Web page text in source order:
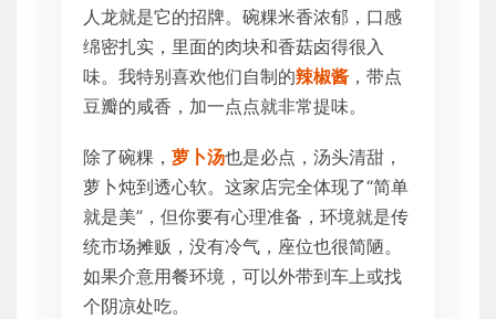
人龙就是它的招牌。碗粿米香浓郁，口感
绵密扎实，里面的肉块和香菇卤得很入
味。我特别喜欢他们自制的辣椒酱 ，带点
豆瓣的咸香，加一点点就非常提味。
除了碗粿， 萝卜汤也是必点，汤头清甜，
萝卜炖到透心软。这家店完全体现了“简单
就是美”，但你要有心理准备，环境就是传
统市场摊贩，没有冷气，座位也很简陋。
如果介意用餐环境，可以外带到车上或找
个阴凉处吃。